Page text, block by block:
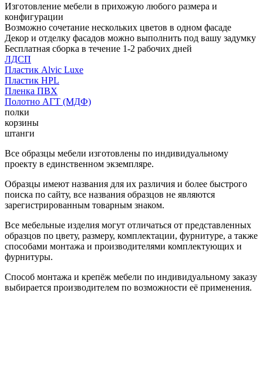
Изготовление мебели в прихожую любого размера и
конфигурации
Возможно сочетание нескольких цветов в одном фасаде
Декор и отделку фасадов можно выполнить под вашу задумку
Бесплатная сборка в течение 1-2 рабочих дней
ЛДСП
Пластик Alvic Luxe
Пластик HPL
Пленка ПВХ
Полотно АГТ (МДФ)
полки
корзины
штанги
Все образцы мебели изготовлены по индивидуальному
проекту в единственном экземпляре.
Образцы имеют названия для их различия и более быстрого
поиска по сайту, все названия образцов не являются
зарегистрированным товарным знаком.
Все мебельные изделия могут отличаться от представленных
образцов по цвету, размеру, комплектации, фурнитуре, а также
способами монтажа и производителями комплектующих и
фурнитуры.
Способ монтажа и крепёж мебели по индивидуальному заказу
выбирается производителем по возможности её применения.